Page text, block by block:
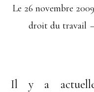
Le 26 novembre 2009
droit du travail
Il y a